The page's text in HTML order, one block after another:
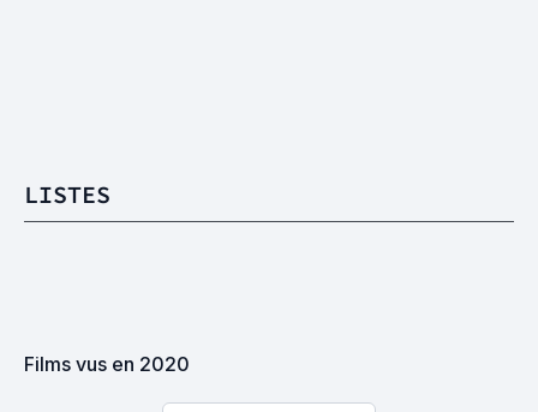
LISTES
Films vus en 2020